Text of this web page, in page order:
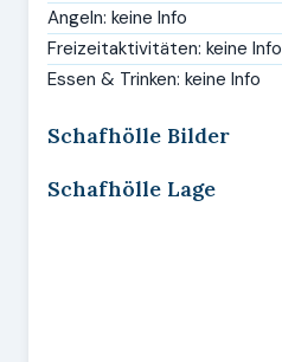
Angeln: keine Info
Freizeitaktivitäten: keine Info
Essen & Trinken: keine Info
Schafhölle Bilder
Schafhölle Lage